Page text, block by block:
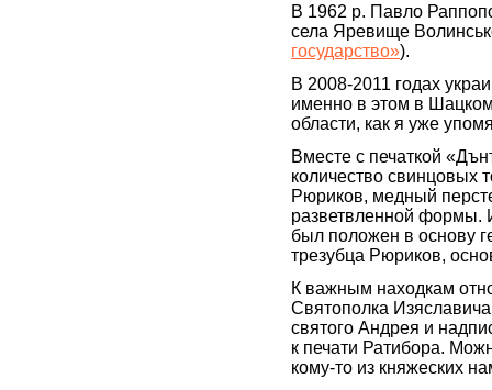
В 1962 р. Павло
села Яревище
государство»).
В 2008-2011 годах
именно в этом в
области, как я уже
Вместе с печаткой
количество свинцовых
Рюриков, медный
разветвленной формы.
был положен в основу
трезубца Рюриков,
К важным находкам
Святополка
святого Андрея и
к печати Ратибора.
кому-то из княжеских